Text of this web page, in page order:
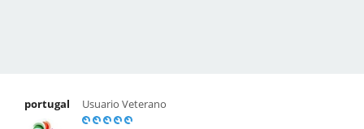
portugal Usuario Veterano